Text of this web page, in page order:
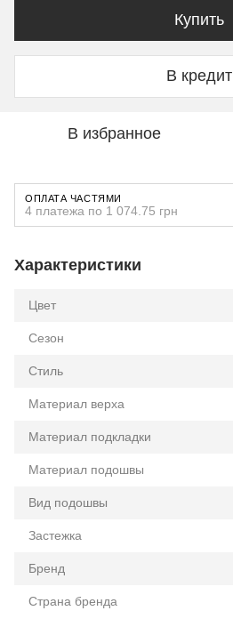
Купить
В кредит
В избранное
ОПЛАТА ЧАСТЯМИ
4 платежа по 1 074.75 грн
Характеристики
Цвет
Сезон
Стиль
Материал верха
Материал подкладки
Материал подошвы
Вид подошвы
Застежка
Бренд
Страна бренда